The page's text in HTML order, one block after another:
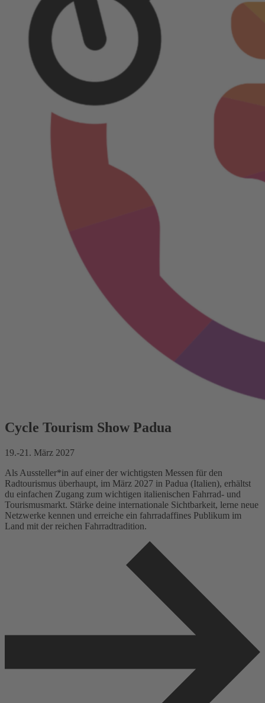
Cycle Tourism Show Padua
19.-21. März 2027
Als Aussteller*in auf einer der wichtigsten Messen für den
Radtourismus überhaupt, im März 2027 in Padua (Italien), erhältst
du einfachen Zugang zum wichtigen italienischen Fahrrad- und
Tourismusmarkt. Stärke deine internationale Sichtbarkeit, lerne neue
Netzwerke kennen und erreiche ein fahrradaffines Publikum im
Land mit der reichen Fahrradtradition.